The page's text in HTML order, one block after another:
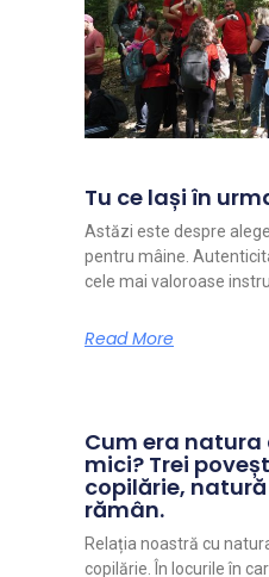
Tu ce lași în
Astăzi este despre
pentru mâine.
cele mai valoroase
Read More
Cum era
mici? Trei
copilărie,
rămân.
Relația noastră cu
copilărie. În locurile în